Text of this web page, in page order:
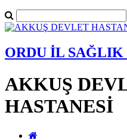
ORDU İL
AKKUŞ
HASTANESİ